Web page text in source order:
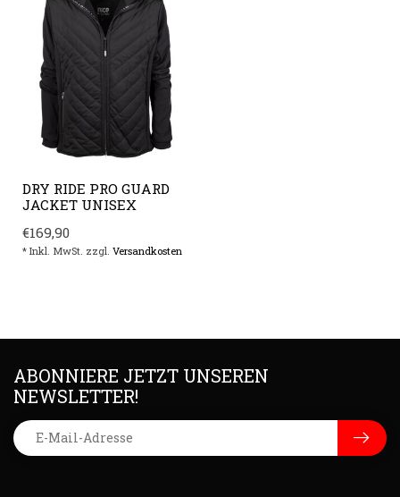
DRY RIDE PRO GUARD
JACKET UNISEX
€169,90
* Inkl. MwSt. zzgl. Versandkosten
ABONNIERE JETZT UNSEREN
NEWSLETTER!